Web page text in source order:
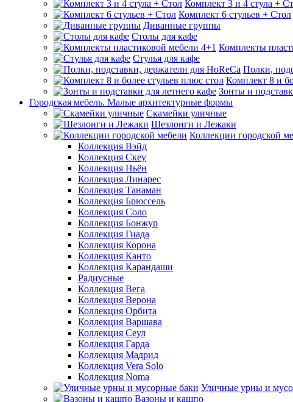
Комплект 3 и 4 стула +
Комплект 6 стульев + Стол
Диванные группы
Столы для кафе
Комплекты
Стулья для кафе
Полки,
Комплект 8 и
Зонты и
Городская мебель. Малые архитектурные формы
Скамейки уличные
Шезлонги и Лежаки
Коллекции городской
Коллекция Вэйд
Коллекция Скеу
Коллекция Ньён
Коллекция Линарес
Коллекция Танаман
Коллекция Брюссель
Коллекция Соло
Коллекция Бонжур
Коллекция Гиада
Коллекция Корона
Коллекция Канто
Коллекция Карандаши
Радиусные
Коллекция Вега
Коллекция Верона
Коллекция Орбита
Коллекция Варшава
Коллекция Сеул
Коллекция Гарда
Коллекция Мадрид
Коллекция Vera Solo
Коллекция Noma
Уличные урны и
Вазоны и кашпо